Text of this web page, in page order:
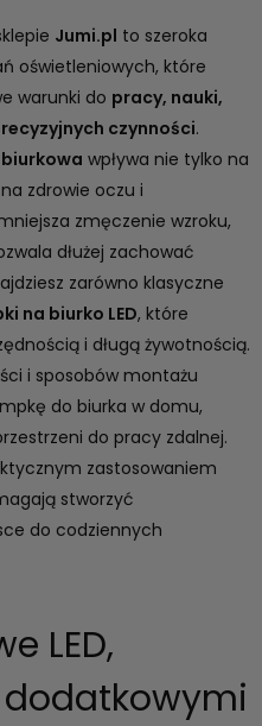
Jumi.pl to szeroka
oświetleniowych, które
warunki do pracy, nauki,
czynności.
wpływa nie tylko na
zdrowie oczu i
zmęczenie wzroku,
dłużej zachować
zarówno klasyczne
na biurko LED, które
i długą żywotnością.
i sposobów montażu
do biurka w domu,
do pracy zdalnej.
zastosowaniem
stworzyć
do codziennych
LED,